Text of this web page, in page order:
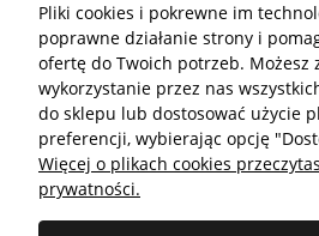
Kontakt
Kontakt
Godziny otwarcia
Pliki cookies i pokrewne im
poprawne działanie strony i
ofertę do Twoich potrzeb. Możesz
wykorzystanie przez nas
do sklepu lub dostosować użycie
preferencji, wybierając opcję
Więcej o plikach cookies
prywatności.